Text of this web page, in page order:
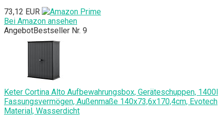
73,12 EUR
Bei Amazon ansehen
AngebotBestseller Nr. 9
Keter Cortina Alto Aufbewahrungsbox, Geräteschuppen, 1400l
Fassungsvermögen, Außenmaße 140x73,6x170,4cm, Evotech
Material, Wasserdicht